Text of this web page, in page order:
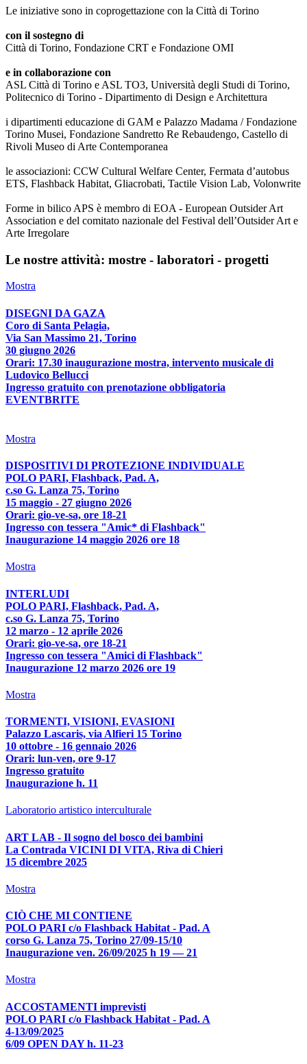
Le iniziative sono in coprogettazione con la Città di Torino
con il sostegno di
Città di Torino, Fondazione CRT e Fondazione OMI
e in collaborazione con
ASL Città di Torino e ASL TO3, Università degli Studi di Torino,
Politecnico di Torino - Dipartimento di Design e Architettura
i dipartimenti educazione di GAM e Palazzo Madama / Fondazione
Torino Musei, Fondazione Sandretto Re Rebaudengo, Castello di
Rivoli Museo di Arte Contemporanea
le associazioni: CCW Cultural Welfare Center, Fermata d’autobus
ETS, Flashback Habitat, Gliacrobati, Tactile Vision Lab, Volonwrite
Forme in bilico APS è membro di EOA - European Outsider Art
Association e del comitato nazionale del Festival dell’Outsider Art e
Arte Irregolare
Le nostre attività: mostre - laboratori - progetti
Mostra
DISEGNI DA GAZA
Coro di Santa Pelagia,
Via San Massimo 21, Torino
30 giugno 2026
Orari: 17.30 inaugurazione mostra, intervento musicale di
Ludovico Bellucci
Ingresso gratuito con prenotazione obbligatoria
EVENTBRITE
Mostra
DISPOSITIVI DI PROTEZIONE INDIVIDUALE
POLO PARI, Flashback, Pad. A,
c.so G. Lanza 75, Torino
15 maggio - 27 giugno 2026
Orari: gio-ve-sa, ore 18-21
Ingresso con tessera "Amic* di Flashback"
Inaugurazione 14 maggio 2026 ore 18
Mostra
INTERLUDI
POLO PARI, Flashback, Pad. A,
c.so G. Lanza 75, Torino
12 marzo - 12 aprile 2026
Orari: gio-ve-sa, ore 18-21
Ingresso con tessera "Amici di Flashback"
Inaugurazione 12 marzo 2026 ore 19
Mostra
TORMENTI, VISIONI, EVASIONI
Palazzo Lascaris, via Alfieri 15 Torino
10 ottobre - 16 gennaio 2026
Orari: lun-ven, ore 9-17
Ingresso gratuito
Inaugurazione h. 11
Laboratorio artistico interculturale
ART LAB - Il sogno del bosco dei bambini
La Contrada VICINI DI VITA, Riva di Chieri
15 dicembre 2025
Mostra
CIÒ CHE MI CONTIENE
POLO PARI c/o Flashback Habitat - Pad. A
corso G. Lanza 75, Torino 27/09-15/10
Inaugurazione ven. 26/09/2025 h 19 — 21
Mostra
ACCOSTAMENTI imprevisti
POLO PARI c/o Flashback Habitat - Pad. A
4-13/09/2025
6/09 OPEN DAY h. 11-23